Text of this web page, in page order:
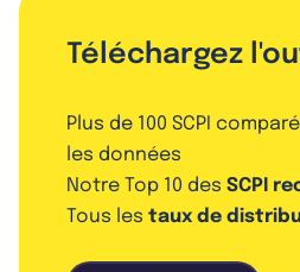
Téléchargez
Plus de 100 SCPI
les données
Notre Top 10 des SCPI
Tous les taux de